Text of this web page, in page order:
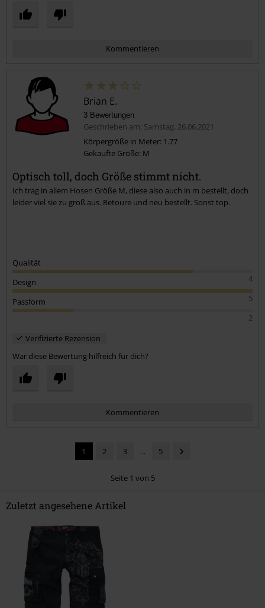
Kommentieren
Kommentar jetzt abschicken!
Brian E.
3 Bewertungen
Geschrieben am: Samstag, 26.06.2021
Körpergröße in Meter: 1.77
Gekaufte Größe: M
Optisch toll, doch Größe stimmt nicht.
Ich trag in allem Hosen Größe M, diese also auch in m bestellt, doch
leider viel sie zu groß aus. Retoure und neu bestellt. Sonst top.
Qualität
4
Design
5
Passform
2
Verifizierte Rezension
War diese Bewertung hilfreich für dich?
Kommentieren
Kommentar jetzt abschicken!
1 2 3 ... 5
Seite 1 von 5
Zuletzt angesehene Artikel